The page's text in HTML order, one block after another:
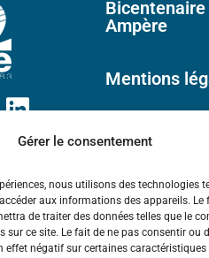
Gérer le consentement
nous utilisons des technologies
aux informations des appareils. Le
de traiter des données telles que le
sur ce site. Le fait de ne pas consentir ou
effet négatif sur certaines
Bicentenaire
Ampère
Mentions